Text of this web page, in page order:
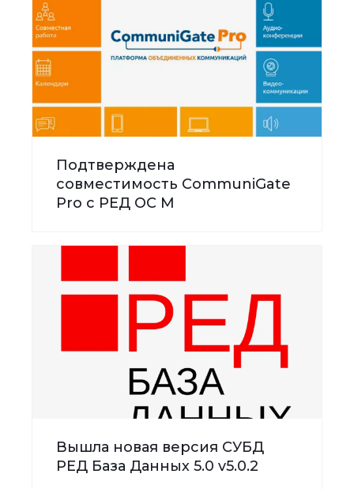
Подтверждена
совместимость CommuniGate
Pro с РЕД ОС М
Вышла новая версия СУБД
РЕД База Данных 5.0 v5.0.2